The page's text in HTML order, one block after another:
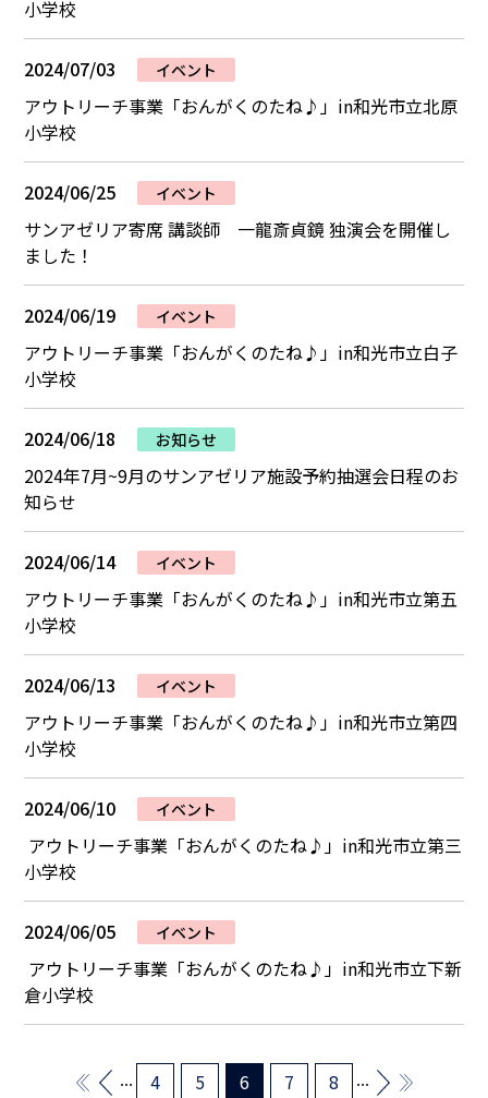
小学校
2024/07/03 イベント
アウトリーチ事業「おんがくのたね♪」in和光市立北原
小学校
2024/06/25 イベント
サンアゼリア寄席 講談師 一龍斎貞鏡 独演会を開催し
ました！
2024/06/19 イベント
アウトリーチ事業「おんがくのたね♪」in和光市立白子
小学校
2024/06/18 お知らせ
2024年7月~9月のサンアゼリア施設予約抽選会日程のお
知らせ
2024/06/14 イベント
アウトリーチ事業「おんがくのたね♪」in和光市立第五
小学校
2024/06/13 イベント
アウトリーチ事業「おんがくのたね♪」in和光市立第四
小学校
2024/06/10 イベント
アウトリーチ事業「おんがくのたね♪」in和光市立第三
小学校
2024/06/05 イベント
アウトリーチ事業「おんがくのたね♪」in和光市立下新
倉小学校
... 4 5 6 7 8 ...